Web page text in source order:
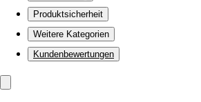
Produktsicherheit
Weitere Kategorien
Kundenbewertungen